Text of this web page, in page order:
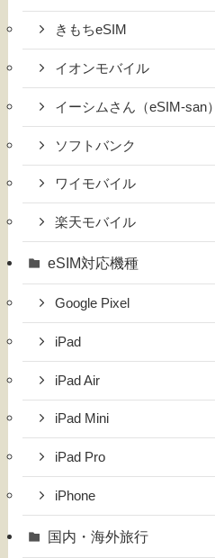
きもちeSIM
イオンモバイル
イーシムさん（eSIM-san）
ソフトバンク
ワイモバイル
楽天モバイル
eSIM対応機種
Google Pixel
iPad
iPad Air
iPad Mini
iPad Pro
iPhone
国内・海外旅行